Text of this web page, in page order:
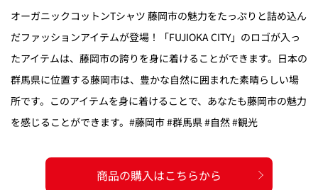
オーガニックコットンTシャツ 藤岡市の魅力をたっぷりと詰め込ん
だファッションアイテムが登場！「FUJIOKA CITY」のロゴが入っ
たアイテムは、藤岡市の誇りを身に着けることができます。日本の
群馬県に位置する藤岡市は、豊かな自然に囲まれた素晴らしい場
所です。このアイテムを身に着けることで、あなたも藤岡市の魅力
を感じることができます。#藤岡市 #群馬県 #自然 #観光
商品の購入はこちらから